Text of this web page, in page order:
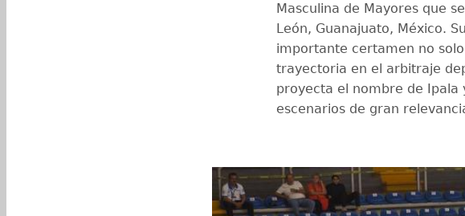
Masculina de Mayores que
León, Guanajuato, México.
importante certamen no
trayectoria en el arbitraje
proyecta el nombre de Ipala
escenarios de gran